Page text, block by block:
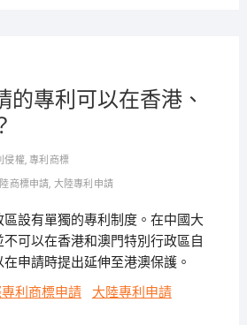
的專利可以在香港、
侵權,專利商標
商標申請, 大陸專利申請
設有單獨的專利制度。在中國大
可以在香港和澳門特別行政區自
申請時提出延伸至港澳保護。
專利商標申請 大陸專利申請